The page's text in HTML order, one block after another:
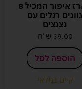
מארז איפור המכיל 8
גוונים רגלים עם
נצנצים
39.00 ש"ח
הוספה לסל
קיים במלאי